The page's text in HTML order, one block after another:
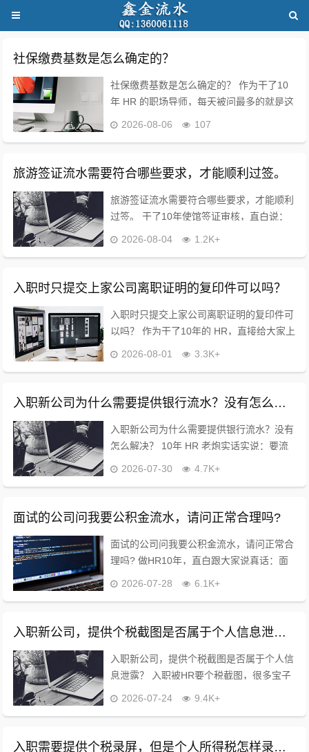
社保缴费基数是怎么确定的？
社保缴费基数是怎么确定的？ 作为干了10
年 HR 的职场导师，每天被问最多的就是这
2026-08-06 107
旅游签证流水需要符合哪些要求，才能顺利过签。
旅游签证流水需要符合哪些要求，才能顺利
过签。 干了10年使馆签证审核，直白说：
2026-08-04 1.2K+
入职时只提交上家公司离职证明的复印件可以吗？
入职时只提交上家公司离职证明的复印件可
以吗？ 作为干了10年的 HR，直接给大家上
2026-08-01 3.3K+
入职新公司为什么需要提供银行流水？没有怎么解决？
入职新公司为什么需要提供银行流水？没有
怎么解决？ 10年 HR 老炮实话实说：要流
2026-07-30 4.7K+
面试的公司问我要公积金流水，请问正常合理吗?
面试的公司问我要公积金流水，请问正常合
理吗? 做HR10年，直白跟大家说真话：面
2026-07-28 6.1K+
入职新公司，提供个税截图是否属于个人信息泄露？
入职新公司，提供个税截图是否属于个人信
息泄露？ 入职被HR要个税截图，很多宝子
2026-07-24 9.4K+
入职需要提供个税录屏，但是个人所得税怎样录屏呢？